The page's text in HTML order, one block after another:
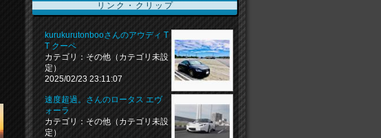
リンク・クリップ
kurukurutonbooさんのアウディ T
T クーペ
カテゴリ：その他（カテゴリ未設
定）
2025/02/23 23:11:07
速度超過。さんのロータス エヴ
ォーラ
カテゴリ：その他（カテゴリ未設
定）